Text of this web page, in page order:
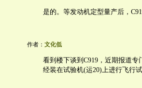
是的。等发动机定型量产后，
作者： 文化低
看到楼下谈到C919，近期报道专
经装在试验机(运20)上进行飞行